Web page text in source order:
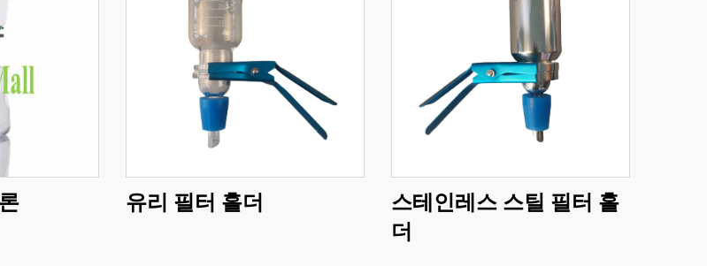
유리 필터 홀더
스테인레스 스틸 필터 홀
더